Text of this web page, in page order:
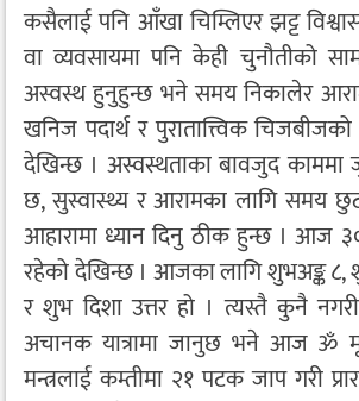
कसैलाई पनि आँखा चिम्लिएर झट्ट विश्वास
वा व्यवसायमा पनि केही चुनौतीको
अस्वस्थ हुनुहुन्छ भने समय निकालेर
खनिज पदार्थ र पुरातात्त्विक
देखिन्छ । अस्वस्थताका बावजुद काममा
छ, सुस्वास्थ्य र आरामका लागि समय
आहारामा ध्यान दिनु ठीक हुन्छ । आज
रहेको देखिन्छ । आजका लागि शुभअङ्क
र शुभ दिशा उत्तर हो । त्यस्तै कुनै
अचानक यात्रामा जानुछ भने आज ॐ
मन्त्रलाई कम्तीमा २१ पटक जाप गरी